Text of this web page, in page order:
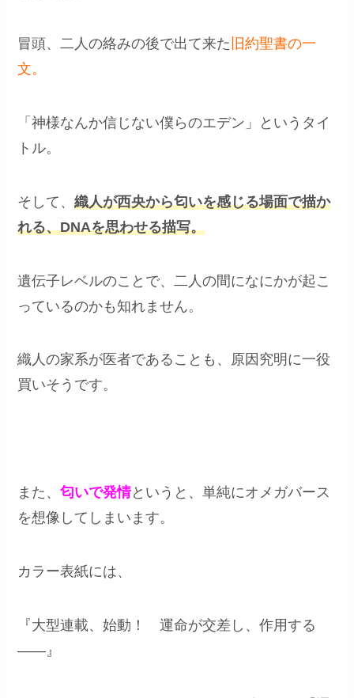
冒頭、二人の絡みの後で出て来た 旧約聖書の一
文。
「神様なんか信じない僕らのエデン」というタイ
トル。
そして、織人が西央から匂いを感じる場面で描か
れる、DNAを思わせる描写。
遺伝子レベルのことで、二人の間になにかが起こ
っているのかも知れません。
織人の家系が医者であることも、原因究明に一役
買いそうです。
また、匂いで発情というと、単純にオメガバース
を想像してしまいます。
カラー表紙には、
『大型連載、始動！ 運命が交差し、作用する
――』